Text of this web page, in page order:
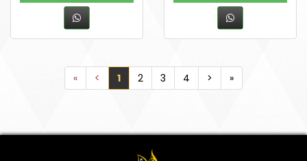
« < 1 2 3 4 > »